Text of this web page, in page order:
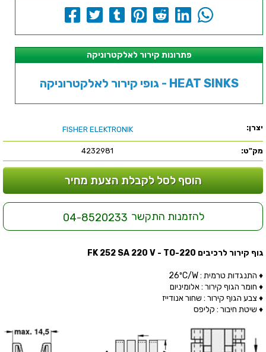
פתרונות קירור לאלקטרוניקה
גופי קירור לאלקטרוניקה - HEAT SINKS
יצרן: FISHER ELEKTRONIK
מק"ט: 4232981
הוסף לסל לקבלת הצעת מחיר
להזמנות התקשר 04-8520233
גוף קירור לרכיבים FK 252 SA 220 V - TO-220
♦ התנגדות טרמית : 26ºC/W
♦ חומר הגוף קירור : אלומיניום
♦ צבע הגוף קירור : שחור אנודייז
♦ שיטת חיבור : קליפס